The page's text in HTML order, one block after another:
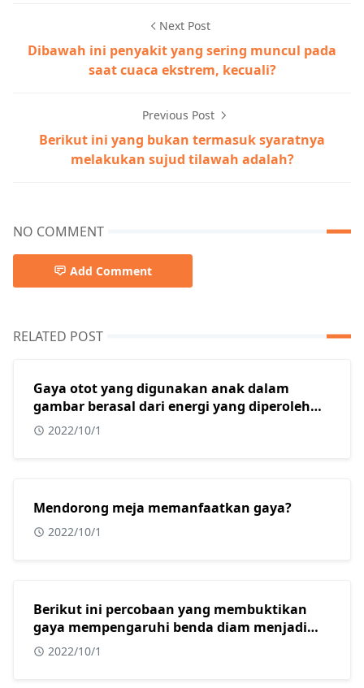
Next Post
Dibawah ini penyakit yang sering muncul pada
saat cuaca ekstrem, kecuali?
Previous Post
Berikut ini yang bukan termasuk syaratnya
melakukan sujud tilawah adalah?
NO COMMENT
Add Comment
RELATED POST
Gaya otot yang digunakan anak dalam
gambar berasal dari energi yang diperoleh
dari?
2022/10/1
Mendorong meja memanfaatkan gaya?
2022/10/1
Berikut ini percobaan yang membuktikan
gaya mempengaruhi benda diam menjadi
bergerak adalah?
2022/10/1